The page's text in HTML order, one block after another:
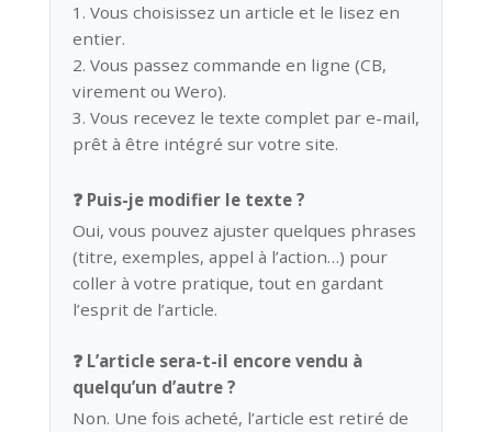
1. Vous choisissez un article et le lisez en
entier.
2. Vous passez commande en ligne (CB,
virement ou Wero).
3. Vous recevez le texte complet par e-mail,
prêt à être intégré sur votre site.
❓ Puis-je modifier le texte ?
Oui, vous pouvez ajuster quelques phrases
(titre, exemples, appel à l’action…) pour
coller à votre pratique, tout en gardant
l’esprit de l’article.
❓ L’article sera-t-il encore vendu à
quelqu’un d’autre ?
Non. Une fois acheté, l’article est retiré de